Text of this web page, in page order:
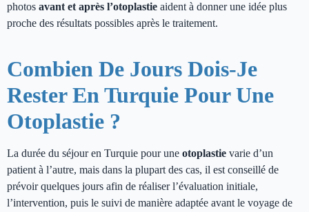
photos avant et après l’otoplastie aident à donner une idée plus
proche des résultats possibles après le traitement.
Combien De Jours Dois-Je
Rester En Turquie Pour Une
Otoplastie ?
La durée du séjour en Turquie pour une otoplastie varie d’un
patient à l’autre, mais dans la plupart des cas, il est conseillé de
prévoir quelques jours afin de réaliser l’évaluation initiale,
l’intervention, puis le suivi de manière adaptée avant le voyage de